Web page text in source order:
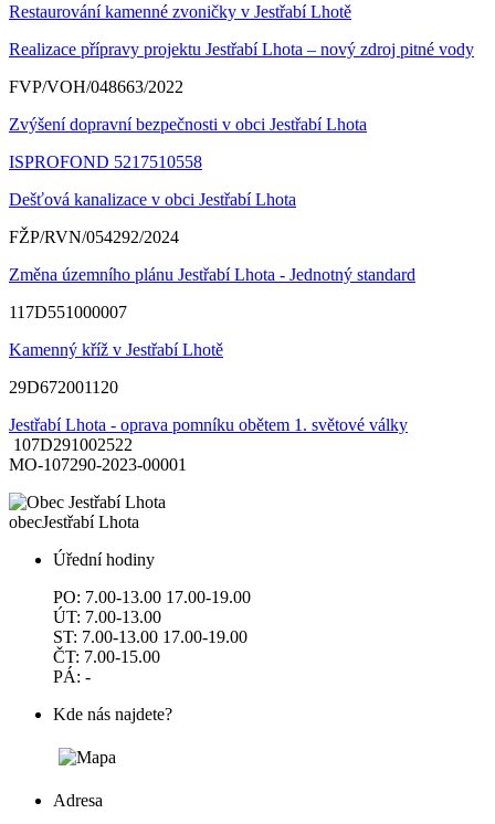
Restaurování kamenné zvoničky v Jestřabí Lhotě
Realizace přípravy projektu Jestřabí Lhota – nový zdroj pitné vody
FVP/VOH/048663/2022
Zvýšení dopravní bezpečnosti v obci Jestřabí Lhota
ISPROFOND 5217510558
Dešťová kanalizace v obci Jestřabí Lhota
FŽP/RVN/054292/2024
Změna územního plánu Jestřabí Lhota - Jednotný standard
117D551000007
Kamenný kříž v Jestřabí Lhotě
29D672001120
Jestřabí Lhota - oprava pomníku obětem 1. světové války
107D291002522
MO-107290-2023-00001
obecJestřabí Lhota
Úřední hodiny
PO: 7.00-13.00 17.00-19.00
ÚT: 7.00-13.00
ST: 7.00-13.00 17.00-19.00
ČT: 7.00-15.00
PÁ: -
Kde nás najdete?
Adresa